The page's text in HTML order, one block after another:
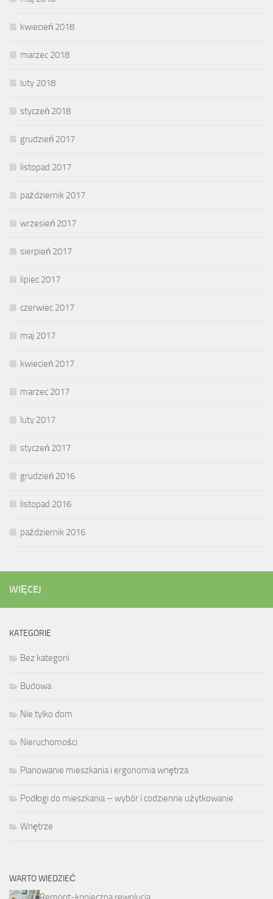
kwiecień 2018
marzec 2018
luty 2018
styczeń 2018
grudzień 2017
listopad 2017
październik 2017
wrzesień 2017
sierpień 2017
lipiec 2017
czerwiec 2017
maj 2017
kwiecień 2017
marzec 2017
luty 2017
styczeń 2017
grudzień 2016
listopad 2016
październik 2016
WIĘCEJ
KATEGORIE
Bez kategorii
Budowa
Nie tylko dom
Nieruchomości
Planowanie mieszkania i ergonomia wnętrza
Podłogi do mieszkania – wybór i codzienne użytkowanie
Wnętrze
WARTO WIEDZIEĆ